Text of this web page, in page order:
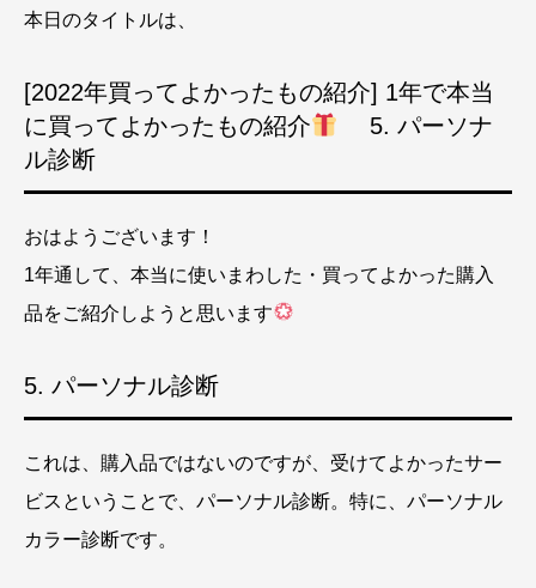
本日のタイトルは、
[2022年買ってよかったもの紹介] 1年で本当
に買ってよかったもの紹介
5. パーソナ
ル診断
おはようございます！
1年通して、本当に使いまわした・買ってよかった購入
品をご紹介しようと思います
5. パーソナル診断
これは、購入品ではないのですが、受けてよかったサー
ビスということで、パーソナル診断。特に、パーソナル
カラー診断です。